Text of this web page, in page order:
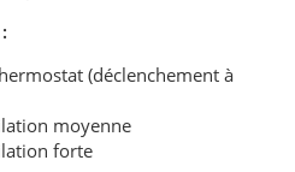
:
(déclenchement à
moyenne
forte